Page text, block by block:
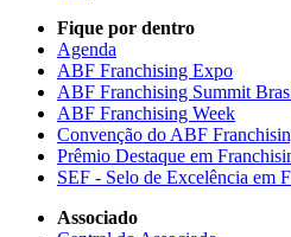
Fique por dentro
Agenda
ABF Franchising Expo
ABF Franchising Summit
ABF Franchising Week
Convenção do ABF
Prêmio Destaque em
SEF - Selo de Excelência em
Associado